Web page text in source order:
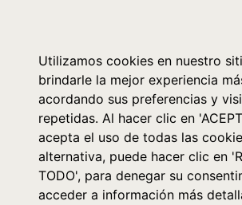
Utilizamos cookies en nuestro
brindarle la mejor experiencia
acordando sus preferencias y
repetidas. Al hacer clic en
acepta el uso de todas las
alternativa, puede hacer clic en
TODO', para denegar su
acceder a información más